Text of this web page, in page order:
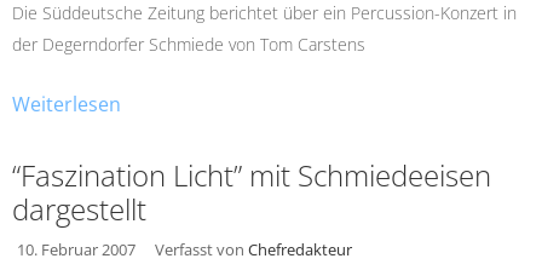
Die Süddeutsche Zeitung berichtet über ein Percussion-Konzert in
der Degerndorfer Schmiede von Tom Carstens
Weiterlesen
“Faszination Licht” mit Schmiedeeisen
dargestellt
10. Februar 2007 Verfasst von Chefredakteur